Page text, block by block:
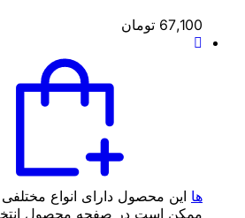
67,100 تومان
ها این محصول دارای انواع
ممکن است در صفحه محصول